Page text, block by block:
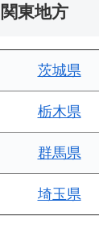
関東地方
茨城県
栃木県
群馬県
埼玉県